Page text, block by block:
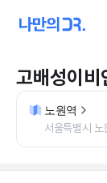
고배성이비
노원역
서울특별시